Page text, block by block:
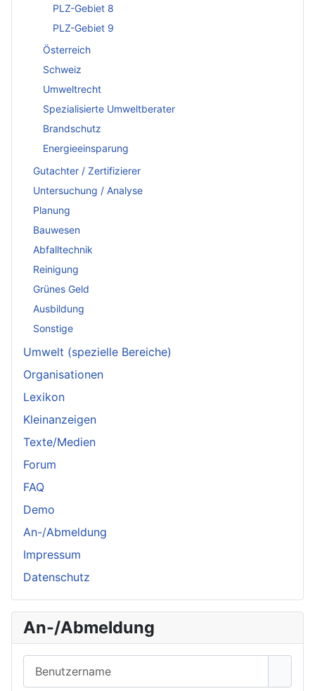
PLZ-Gebiet 8
PLZ-Gebiet 9
Österreich
Schweiz
Umweltrecht
Spezialisierte Umweltberater
Brandschutz
Energieeinsparung
Gutachter / Zertifizierer
Untersuchung / Analyse
Planung
Bauwesen
Abfalltechnik
Reinigung
Grünes Geld
Ausbildung
Sonstige
Umwelt (spezielle Bereiche)
Organisationen
Lexikon
Kleinanzeigen
Texte/Medien
Forum
FAQ
Demo
An-/Abmeldung
Impressum
Datenschutz
An-/Abmeldung